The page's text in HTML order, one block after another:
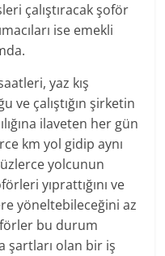
çalıştıracak şoför
ise emekli
yaz kış
ve çalıştığın şirketin
ilaveten her gün
km yol gidip aynı
yolcunun
yıprattığını ve
yöneltebileceğini az
bu durum
şartları olan bir iş